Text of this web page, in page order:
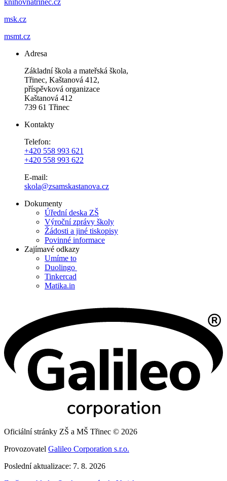
knihovnatrinec.cz
msk.cz
msmt.cz
Adresa
Základní škola a mateřská škola,
Třinec, Kaštanová 412,
příspěvková organizace
Kaštanová 412
739 61 Třinec
Kontakty
Telefon:
+420 558 993 621
+420 558 993 622
E-mail:
skola@zsamskastanova.cz
Dokumenty
Úřední deska ZŠ
Výroční zprávy školy
Žádosti a jiné tiskopisy
Povinné informace
Zajímavé odkazy
Umíme to
Duolingo
Tinkercad
Matika.in
Oficiální stránky ZŠ a MŠ Třinec © 2026
Provozovatel Galileo Corporation s.r.o.
Poslední aktualizace: 7. 8. 2026